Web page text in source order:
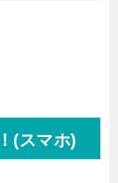
(スマホ)